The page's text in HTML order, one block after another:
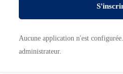
Aucune application n'est
administrateur.